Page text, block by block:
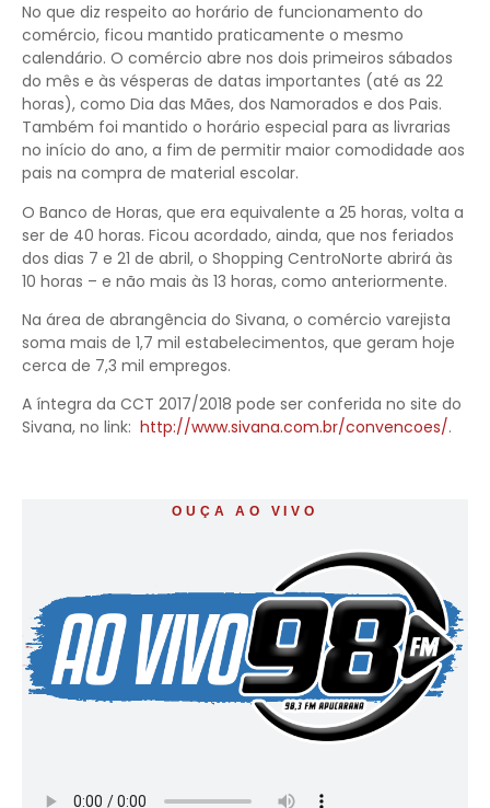
No que diz respeito ao horário de funcionamento do
comércio, ficou mantido praticamente o mesmo
calendário. O comércio abre nos dois primeiros sábados
do mês e às vésperas de datas importantes (até as 22
horas), como Dia das Mães, dos Namorados e dos Pais.
Também foi mantido o horário especial para as livrarias
no início do ano, a fim de permitir maior comodidade aos
pais na compra de material escolar.
O Banco de Horas, que era equivalente a 25 horas, volta a
ser de 40 horas. Ficou acordado, ainda, que nos feriados
dos dias 7 e 21 de abril, o Shopping CentroNorte abrirá às
10 horas – e não mais às 13 horas, como anteriormente.
Na área de abrangência do Sivana, o comércio varejista
soma mais de 1,7 mil estabelecimentos, que geram hoje
cerca de 7,3 mil empregos.
A íntegra da CCT 2017/2018 pode ser conferida no site do
Sivana, no link: http://www.sivana.com.br/convencoes/.
OUÇA AO VIVO